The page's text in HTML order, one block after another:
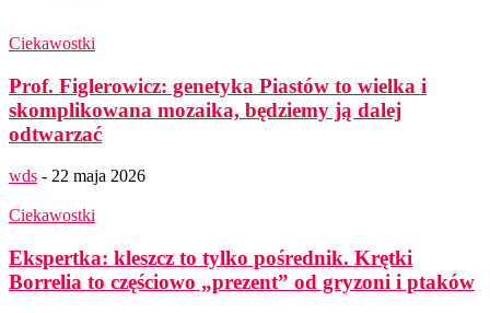
Ciekawostki
Prof. Figlerowicz: genetyka Piastów to wielka i
skomplikowana mozaika, będziemy ją dalej
odtwarzać
wds - 22 maja 2026
Ciekawostki
Ekspertka: kleszcz to tylko pośrednik. Krętki
Borrelia to częściowo „prezent” od gryzoni i ptaków